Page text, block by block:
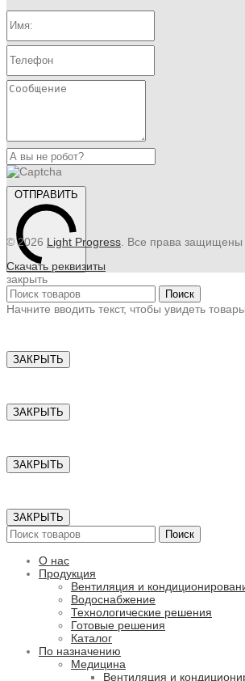
ОТПРАВИТЬ
© 2026 Light Progress . Все права защищены
Скачать реквизиты
закрыть
Поиск
Начните вводить текст, чтобы увидеть
ЗАКРЫТЬ
ЗАКРЫТЬ
ЗАКРЫТЬ
ЗАКРЫТЬ
Поиск
О нас
Продукция
Вентиляция и
Водоснабжение
Технологические решения
Готовые решения
Каталог
По назначению
Медицина
Вентиляция и